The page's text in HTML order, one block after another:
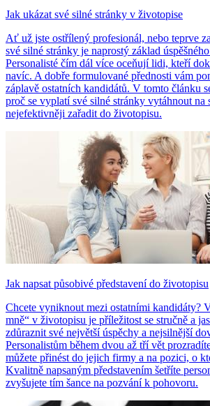
Jak ukázat své silné stránky v životopise
Ať už jste ostřílený profesionál, nebo teprve
své silné stránky je naprostý základ
Personalisté čím dál více oceňují lidi, kteří
navíc. A dobře formulované přednosti vám
záplavě ostatních kandidátů. V tomto článku
proč se vyplatí své silné stránky vytáhnout na
nejefektivněji zařadit do životopisu.
Jak napsat působivé představení do životopisu
Chcete vyniknout mezi ostatními kandidáty?
mně“ v životopisu je příležitost se stručně a
zdůraznit své největší úspěchy a nejsilnější
Personalistům během dvou až tří vět
můžete přinést do jejich firmy a na pozici, o
Kvalitně napsaným představením šetříte
zvyšujete tím šance na pozvání k pohovoru.